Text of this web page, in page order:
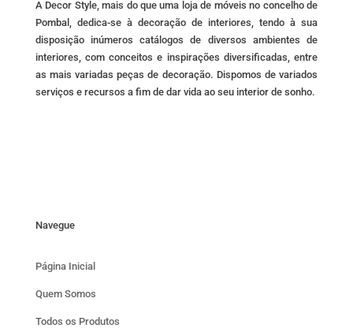
A Decor Style, mais do que uma loja de móveis no concelho de
Pombal, dedica-se à decoração de interiores, tendo à sua
disposição inúmeros catálogos de diversos ambientes de
interiores, com conceitos e inspirações diversificadas, entre
as mais variadas peças de decoração. Dispomos de variados
serviços e recursos a fim de dar vida ao seu interior de sonho.
Navegue
Página Inicial
Quem Somos
Todos os Produtos